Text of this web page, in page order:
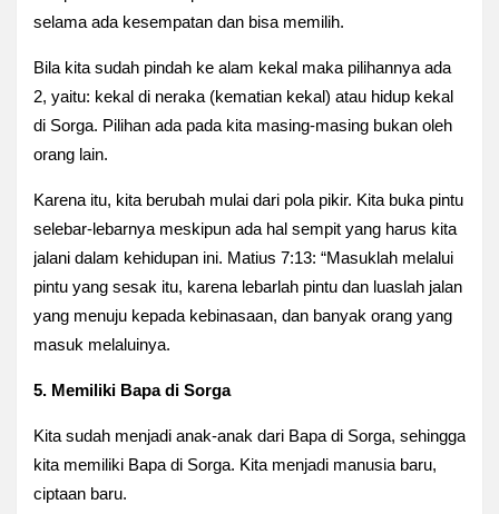
selama ada kesempatan dan bisa memilih.
Bila kita sudah pindah ke alam kekal maka pilihannya ada
2, yaitu: kekal di neraka (kematian kekal) atau hidup kekal
di Sorga. Pilihan ada pada kita masing-masing bukan oleh
orang lain.
Karena itu, kita berubah mulai dari pola pikir. Kita buka pintu
selebar-lebarnya meskipun ada hal sempit yang harus kita
jalani dalam kehidupan ini. Matius 7:13: “Masuklah melalui
pintu yang sesak itu, karena lebarlah pintu dan luaslah jalan
yang menuju kepada kebinasaan, dan banyak orang yang
masuk melaluinya.
5. Memiliki Bapa di Sorga
Kita sudah menjadi anak-anak dari Bapa di Sorga, sehingga
kita memiliki Bapa di Sorga. Kita menjadi manusia baru,
ciptaan baru.